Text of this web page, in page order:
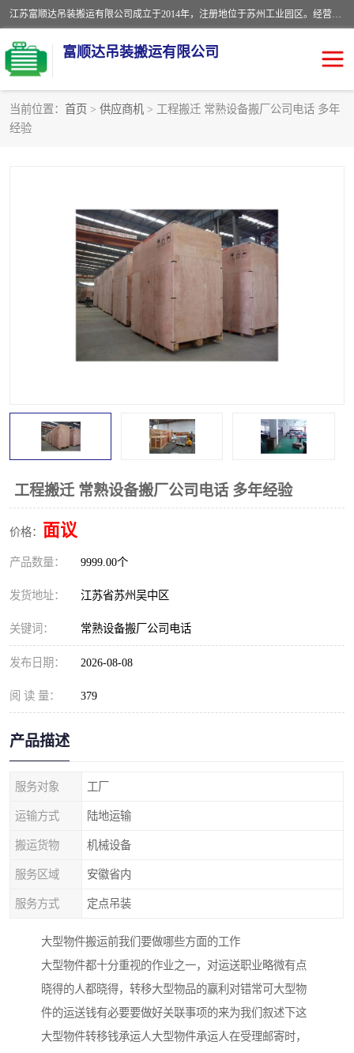
江苏富顺达吊装搬运有限公司成立于2014年，注册地位于苏州工业园区。经营范围包括起重吊装、搬运装卸服务；叉车、吊车租赁；水电安装；机电工程施工及维护；机电设备安装；家政服务、保洁服务。苏州搬运公司，苏州叉车出租，苏州吊车出租，苏州工厂设备搬运，专业设备吊装服务。
富顺达吊装搬运有限公司
当前位置： 首页 > 供应商机 > 工程搬迁 常熟设备搬厂公司电话 多年
经验
工程搬迁 常熟设备搬厂公司电话 多年经验
价格： 面议
产品数量： 9999.00个
发货地址： 江苏省苏州吴中区
关键词： 常熟设备搬厂公司电话
发布日期： 2026-08-08
阅 读 量： 379
产品描述
服务对象 工厂
运输方式 陆地运输
搬运货物 机械设备
服务区域 安徽省内
服务方式 定点吊装
大型物件搬运前我们要做哪些方面的工作
大型物件都十分重视的作业之一，对运送职业略微有点
晓得的人都晓得，转移大型物品的赢利对错常可大型物
件的运送钱有必要要做好关联事项的来为我们叙述下这
大型物件转移钱承运人大型物件承运人在受理邮寄时，
苏州设备搬运吊装服务
设备定位移位 起重吊装
吊装公司
工厂设备搬运 专业设备吊装服务
吊车出租租赁服务 叉车出租租赁服务